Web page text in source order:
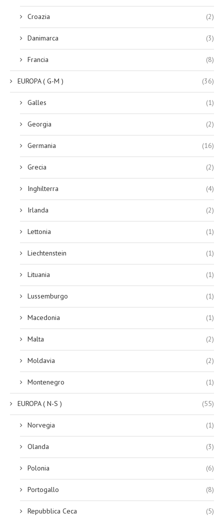
Croazia (2)
Danimarca (3)
Francia (8)
EUROPA ( G-M ) (36)
Galles (1)
Georgia (2)
Germania (16)
Grecia (2)
Inghilterra (4)
Irlanda (2)
Lettonia (1)
Liechtenstein (1)
Lituania (1)
Lussemburgo (1)
Macedonia (1)
Malta (2)
Moldavia (2)
Montenegro (1)
EUROPA ( N-S ) (55)
Norvegia (1)
Olanda (3)
Polonia (6)
Portogallo (8)
Repubblica Ceca (5)